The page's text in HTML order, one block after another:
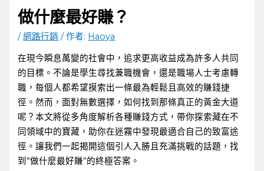
做什麼最好賺？
/網路行銷 / 作者: Haoya
在現今瞬息萬變的社會中，追求更高收益成為許多人共同
的目標。不論是學生尋找兼職機會，還是職場人士考慮轉
職，每個人都希望摸索出一條最為輕鬆且高效的賺錢捷
徑。然而，面對無數選擇，如何找到那條真正的黃金大道
呢？本文將從多角度解析各種賺錢方式，帶你探索藏在不
同領域中的寶藏，助你在迷霧中發現最適合自己的致富途
徑。讓我們一起揭開這個引人入勝且充滿挑戰的話題，找
到”做什麼最好賺”的終極答案。